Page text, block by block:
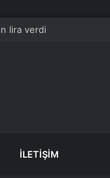
İLETIŞIM